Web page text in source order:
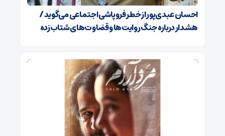
احسان عبدی‌پور از خطر فروپاشی اجتماعی می‌گوید /
هشدار درباره جنگ روایت‌ها و قضاوت‌های شتاب‌زده